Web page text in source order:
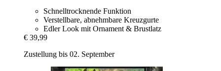
Schnelltrocknende Funktion
Verstellbare, abnehmbare Kreuzgurte
Edler Look mit Ornament & Brustlatz
€ 39,99
Zustellung bis 02. September